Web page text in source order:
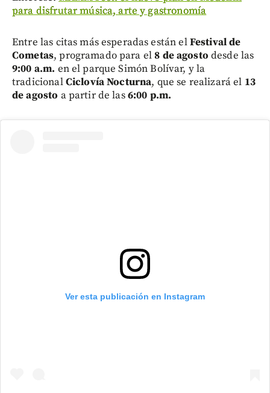
para disfrutar música, arte y gastronomía
Entre las citas más esperadas están elFestival de
Cometas, programado para el8 de agosto desde las
9:00 a.m. en el parque Simón Bolívar, y la
tradicionalCiclovía Nocturna, que se realizará el 13
de agosto a partir de las6:00 p.m.
Ver esta publicación en Instagram